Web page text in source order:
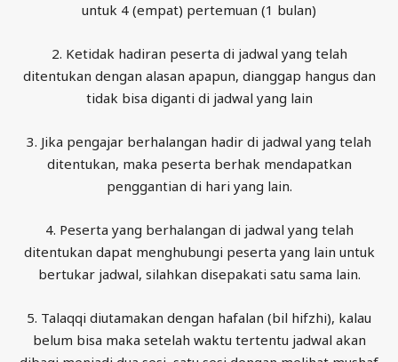
untuk 4 (empat) pertemuan (1 bulan)
2. Ketidak hadiran peserta di jadwal yang telah
ditentukan dengan alasan apapun, dianggap hangus dan
tidak bisa diganti di jadwal yang lain
3. Jika pengajar berhalangan hadir di jadwal yang telah
ditentukan, maka peserta berhak mendapatkan
penggantian di hari yang lain.
4. Peserta yang berhalangan di jadwal yang telah
ditentukan dapat menghubungi peserta yang lain untuk
bertukar jadwal, silahkan disepakati satu sama lain.
5. Talaqqi diutamakan dengan hafalan (bil hifzhi), kalau
belum bisa maka setelah waktu tertentu jadwal akan